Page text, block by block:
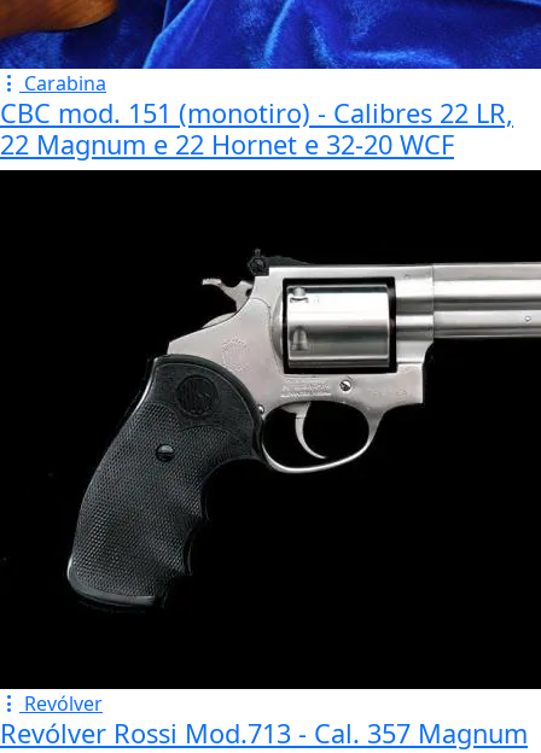
Carabina
CBC mod. 151 (monotiro) - Calibres 22 LR,
22 Magnum e 22 Hornet e 32-20 WCF
Revólver
Revólver Rossi Mod.713 - Cal. 357 Magnum